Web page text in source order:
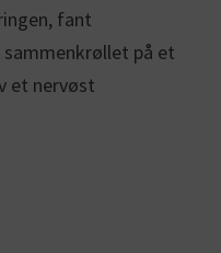
fant
på et
et nervøst